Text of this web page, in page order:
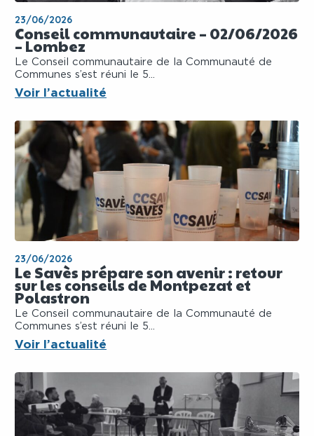
23/06/2026
Conseil communautaire – 02/06/2026
– Lombez
Le Conseil communautaire de la Communauté de
Communes s’est réuni le 5...
Voir l’actualité
23/06/2026
Le Savès prépare son avenir : retour
sur les conseils de Montpezat et
Polastron
Le Conseil communautaire de la Communauté de
Communes s’est réuni le 5...
Voir l’actualité